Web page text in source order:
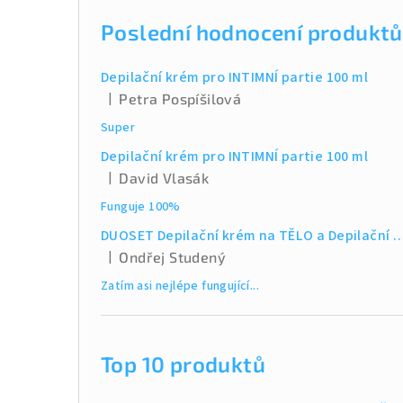
Poslední hodnocení produktů
Depilační krém pro INTIMNÍ partie 100 ml
Hodnocení produktu je 5 z 5 hvězdiček.
Petra Pospíšilová
Super
Depilační krém pro INTIMNÍ partie 100 ml
Hodnocení produktu je 5 z 5 hvězdiček.
David Vlasák
Funguje 100%
DUOSET Depilační krém na TĚLO a
Hodnocení produktu je 5 z 5 hvězdiček.
Ondřej Studený
Zatím asi nejlépe fungující...
Top 10 produktů